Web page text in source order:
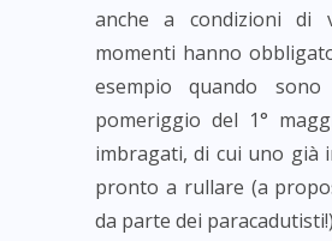
anche a condizioni di
momenti hanno
esempio quando
pomeriggio del 1°
imbragati, di cui uno già
pronto a rullare (a
da parte dei